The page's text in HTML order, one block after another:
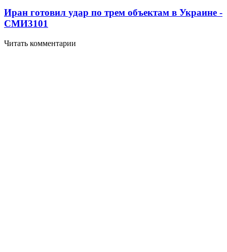
Иран готовил удар по трем объектам в Украине -
СМИ3101
Читать комментарии